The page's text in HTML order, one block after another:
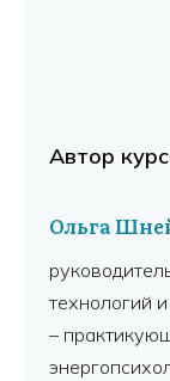
Автор
Ольга
технологий
–